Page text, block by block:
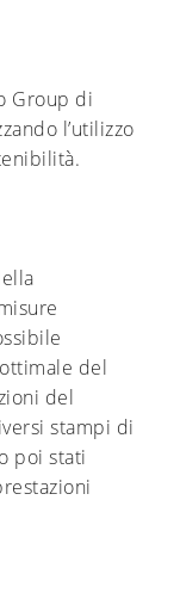
Group di
l’utilizzo
del
del
stampi di
poi stati